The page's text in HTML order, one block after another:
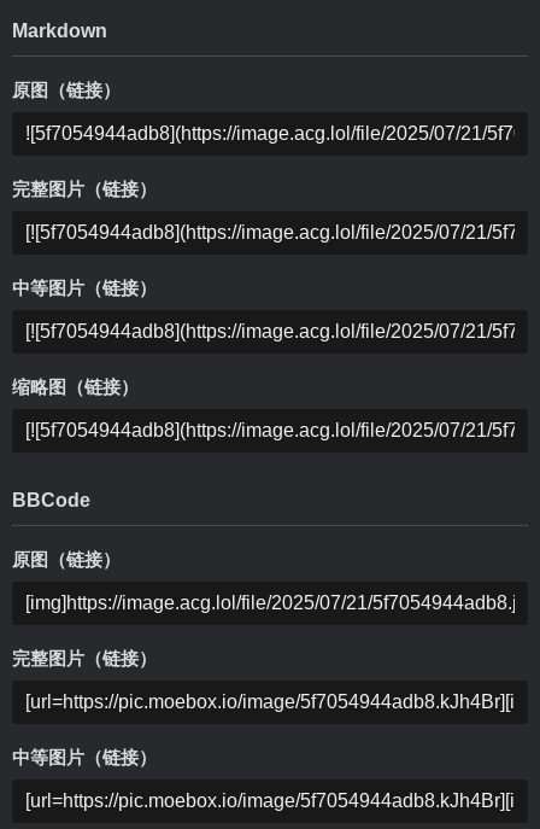
Markdown
原图（链接）
完整图片（链接）
中等图片（链接）
缩略图（链接）
BBCode
原图（链接）
完整图片（链接）
中等图片（链接）